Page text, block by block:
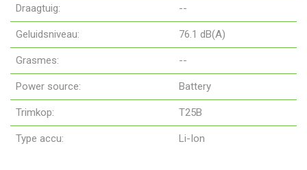
Draagtuig: --
Geluidsniveau: 76.1 dB(A)
Grasmes: --
Power source: Battery
Trimkop: T25B
Type accu: Li-Ion